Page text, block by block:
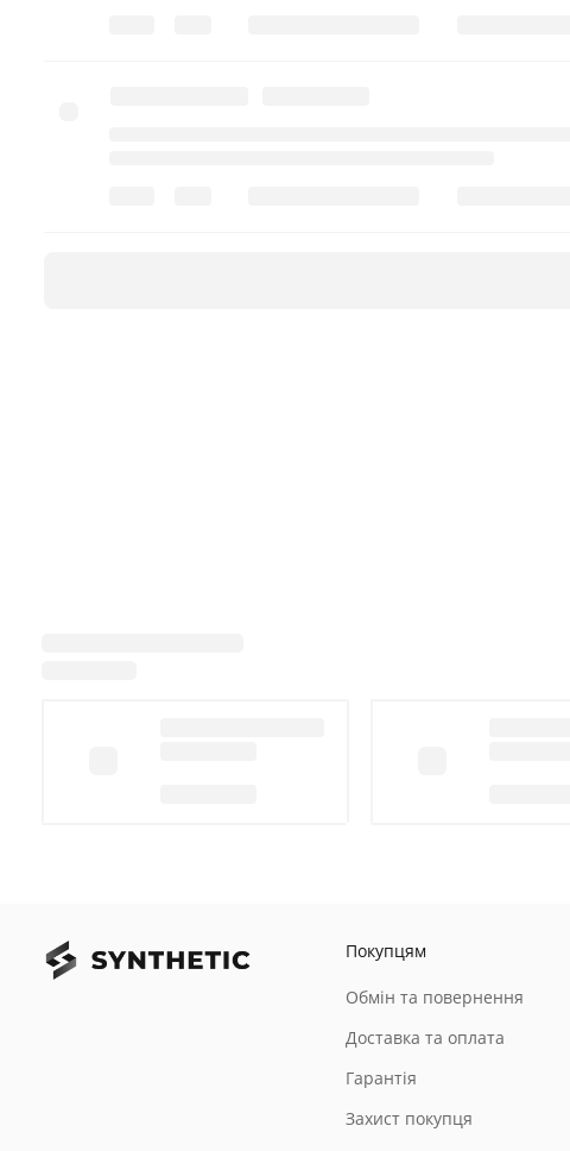
Покупцям
Обмін та повернення
Доставка та оплата
Гарантія
Захист покупця